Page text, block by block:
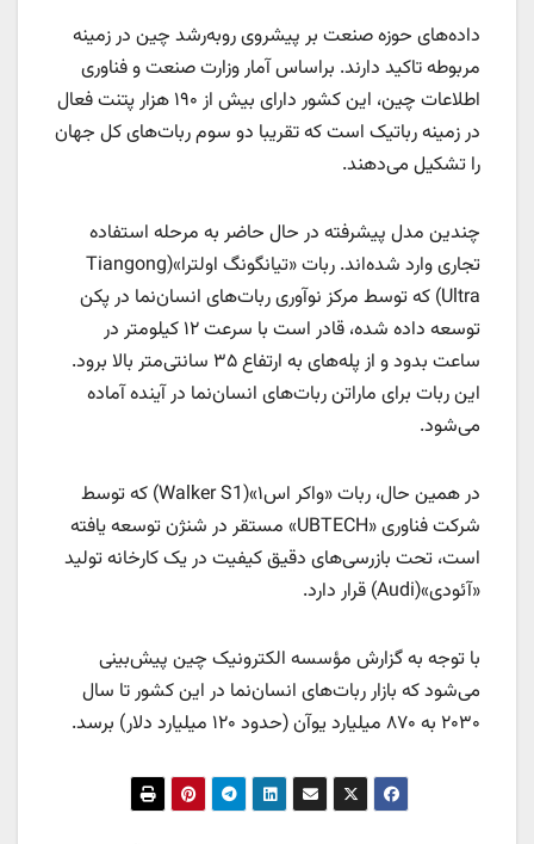
داده‌های حوزه صنعت بر پیشروی روبه‌رشد چین در زمینه
مربوطه تاکید دارند. براساس آمار وزارت صنعت و فناوری
اطلاعات چین، این کشور دارای بیش از ۱۹۰ هزار پتنت فعال
در زمینه رباتیک است که تقریبا دو سوم ربات‌های کل جهان
را تشکیل می‌دهند.
چندین مدل پیشرفته در حال حاضر به مرحله استفاده
تجاری وارد شده‌اند. ربات «تیانگونگ اولترا»(Tiangong
Ultra) که توسط مرکز نوآوری ربات‌های انسان‌نما در پکن
توسعه داده شده، قادر است با سرعت ۱۲ کیلومتر در
ساعت بدود و از پله‌های به ارتفاع ۳۵ سانتی‌متر بالا برود.
این ربات برای ماراتن ربات‌های انسان‌نما در آینده آماده
می‌شود.
در همین حال، ربات «واکر اس۱»(Walker S1) که توسط
شرکت فناوری «UBTECH» مستقر در شنژن توسعه یافته
است، تحت بازرسی‌های دقیق کیفیت در یک کارخانه تولید
«آئودی»(Audi) قرار دارد.
با توجه به گزارش مؤسسه الکترونیک چین پیش‌بینی
می‌شود که بازار ربات‌های انسان‌نما در این کشور تا سال
۲۰۳۰ به ۸۷۰ میلیارد یوآن (حدود ۱۲۰ میلیارد دلار) برسد.